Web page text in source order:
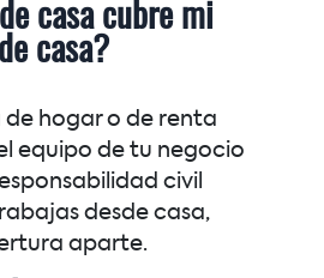
casa cubre mi
casa?
de hogar o de renta
equipo de tu negocio
civil
desde casa,
aparte.